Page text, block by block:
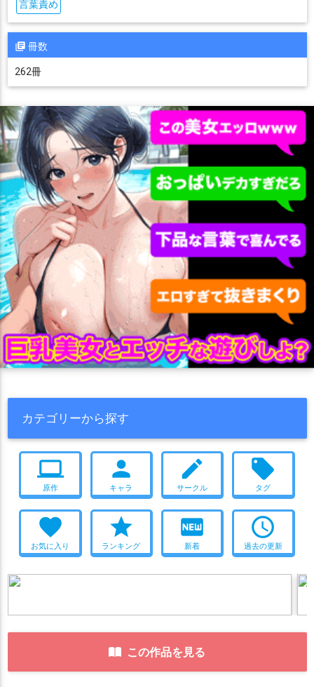
言葉責め
冊数
262冊
カテゴリーから探す
computer
原作
person
キャラ
create
サークル
local_offer
タグ
favorite
お気に入り
star
ランキング
fiber_new
新着
access_time
過去の更新
この作品を見る